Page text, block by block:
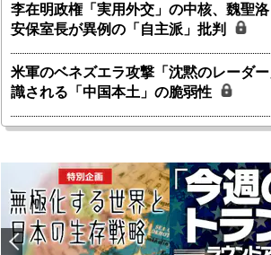
李在明政権「実用外交」の中核、魏聖
安保室長が異例の「自主派」批判
米軍のベネズエラ攻撃「沈黙のレーダ
識される「中国本土」の脆弱性